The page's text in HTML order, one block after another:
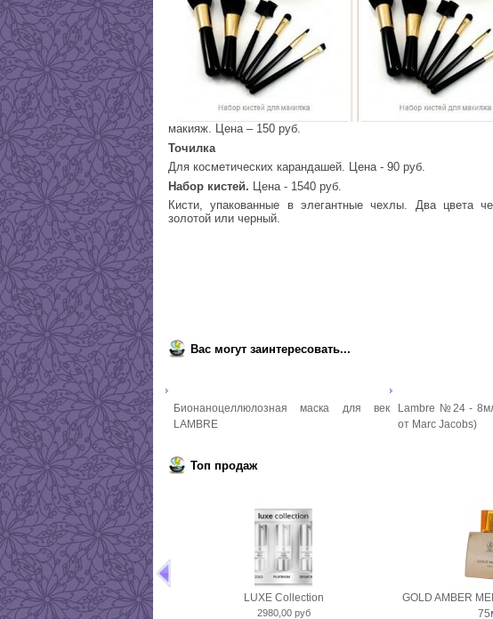
макияж. Цена – 150 руб.
Точилка
Для косметических карандашей. Цена - 90 руб.
Набор кистей. Цена - 1540 руб.
Кисти, упакованные в элегантные чехлы. Два цвета
золотой или черный.
Вас могут заинтересовать...
Бионаноцеллюлозная маска для век
LAMBRE
Lambre №24 -
от Marc Jacobs)
Топ продаж
LUXE Collection
2980,00 руб
GOLD AMBER